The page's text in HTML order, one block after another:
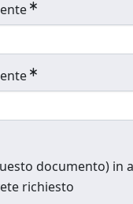
documento) in
richiesto